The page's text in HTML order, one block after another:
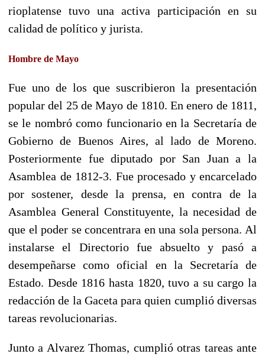
rioplatense tuvo una activa participación en su
calidad de político y jurista.
Hombre de Mayo
Fue uno de los que suscribieron la presentación
popular del 25 de Mayo de 1810. En enero de 1811,
se le nombró como funcionario en la Secretaría de
Gobierno de Buenos Aires, al lado de Moreno.
Posteriormente fue diputado por San Juan a la
Asamblea de 1812-3. Fue procesado y encarcelado
por sostener, desde la prensa, en contra de la
Asamblea General Constituyente, la necesidad de
que el poder se concentrara en una sola persona. Al
instalarse el Directorio fue absuelto y pasó a
desempeñarse como oficial en la Secretaría de
Estado. Desde 1816 hasta 1820, tuvo a su cargo la
redacción de la Gaceta para quien cumplió diversas
tareas revolucionarias.
Junto a Alvarez Thomas, cumplió otras tareas ante